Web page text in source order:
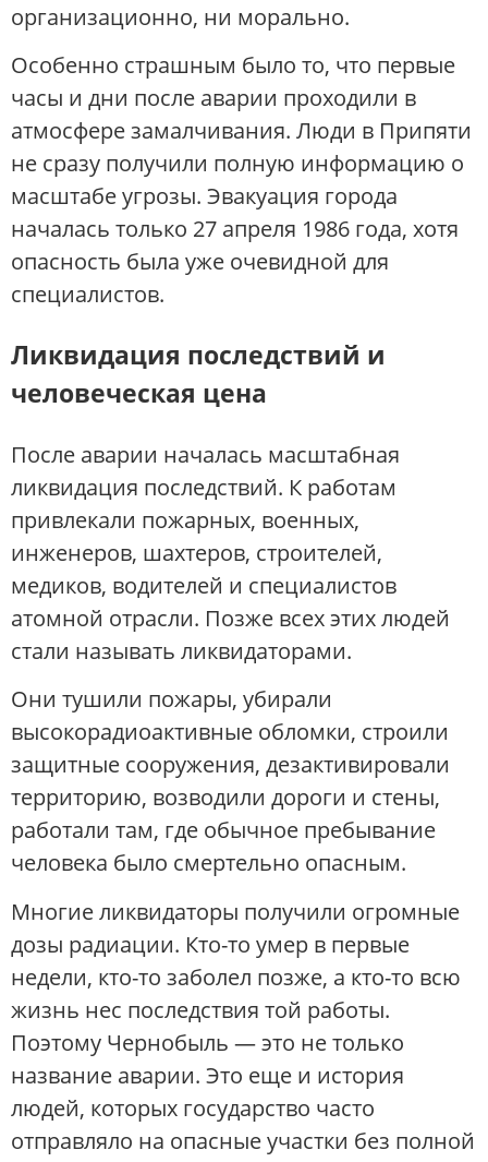
организационно, ни морально.
Особенно страшным было то, что первые
часы и дни после аварии проходили в
атмосфере замалчивания. Люди в Припяти
не сразу получили полную информацию о
масштабе угрозы. Эвакуация города
началась только 27 апреля 1986 года, хотя
опасность была уже очевидной для
специалистов.
Ликвидация последствий и
человеческая цена
После аварии началась масштабная
ликвидация последствий. К работам
привлекали пожарных, военных,
инженеров, шахтеров, строителей,
медиков, водителей и специалистов
атомной отрасли. Позже всех этих людей
стали называть ликвидаторами.
Они тушили пожары, убирали
высокорадиоактивные обломки, строили
защитные сооружения, дезактивировали
территорию, возводили дороги и стены,
работали там, где обычное пребывание
человека было смертельно опасным.
Многие ликвидаторы получили огромные
дозы радиации. Кто-то умер в первые
недели, кто-то заболел позже, а кто-то всю
жизнь нес последствия той работы.
Поэтому Чернобыль — это не только
название аварии. Это еще и история
людей, которых государство часто
отправляло на опасные участки без полной